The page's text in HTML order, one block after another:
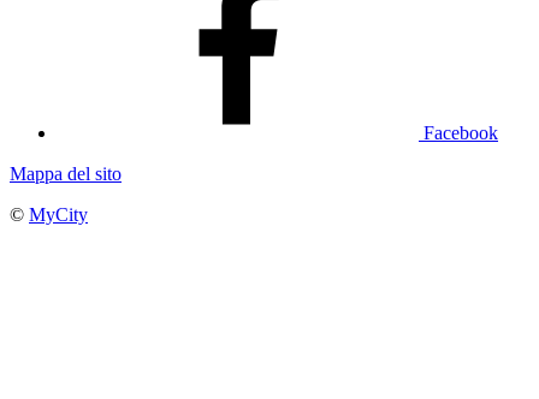
Facebook
Mappa del sito
© MyCity